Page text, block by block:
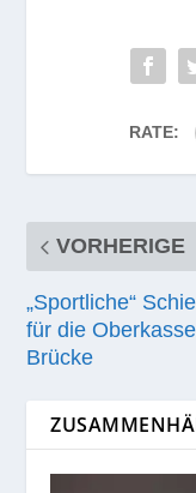
RATE:
VORHERIGE
„Sportliche“
für die
Brücke